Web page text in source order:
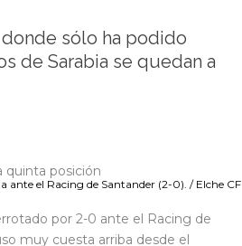
sólo ha podido
de Sarabia se quedan a
ante el Racing de Santander (2-0). / Elche CF
por 2-0 ante el Racing de
muy cuesta arriba desde el